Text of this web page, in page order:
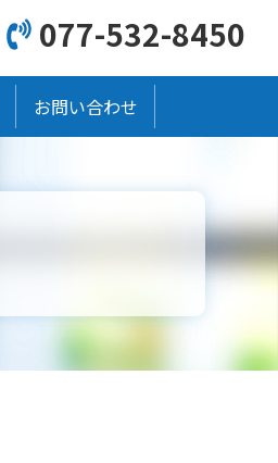
077-532-8450
お問い合わせ